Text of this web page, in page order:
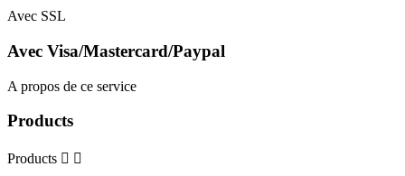
Avec SSL
Avec Visa/Mastercard/Paypal
A propos de ce service
Products
Products  